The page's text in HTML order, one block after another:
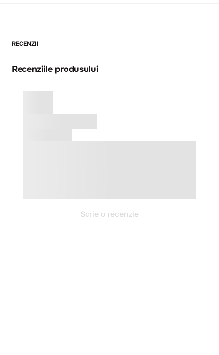
RECENZII
Recenziile produsului
Scrie o recenzie